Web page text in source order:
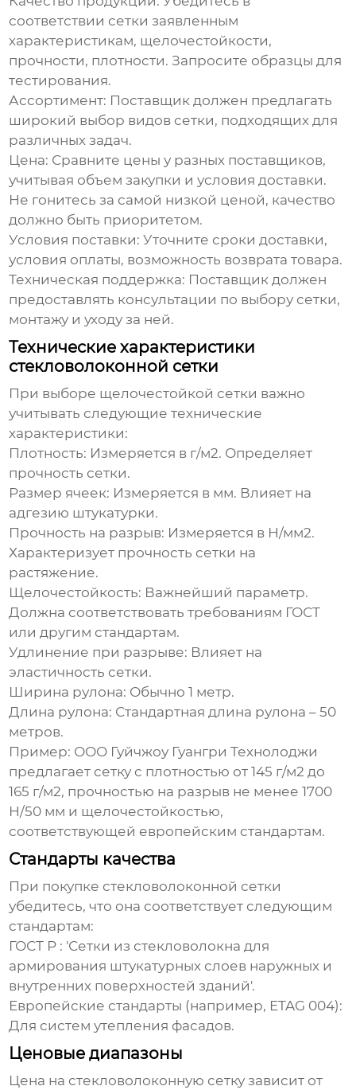
соответствии сетки заявленным
характеристикам, щелочестойкости,
прочности, плотности. Запросите образцы для
тестирования.
Ассортимент: Поставщик должен предлагать
широкий выбор видов сетки, подходящих для
различных задач.
Цена: Сравните цены у разных поставщиков,
учитывая объем закупки и условия доставки.
Не гонитесь за самой низкой ценой, качество
должно быть приоритетом.
Условия поставки: Уточните сроки доставки,
условия оплаты, возможность возврата товара.
Техническая поддержка: Поставщик должен
предоставлять консультации по выбору сетки,
монтажу и уходу за ней.
Технические характеристики
стекловолоконной сетки
При выборе щелочестойкой сетки важно
учитывать следующие технические
характеристики:
Плотность: Измеряется в г/м2. Определяет
прочность сетки.
Размер ячеек: Измеряется в мм. Влияет на
адгезию штукатурки.
Прочность на разрыв: Измеряется в Н/мм2.
Характеризует прочность сетки на
растяжение.
Щелочестойкость: Важнейший параметр.
Должна соответствовать требованиям ГОСТ
или другим стандартам.
Удлинение при разрыве: Влияет на
эластичность сетки.
Ширина рулона: Обычно 1 метр.
Длина рулона: Стандартная длина рулона – 50
метров.
Пример: ООО Гуйчжоу Гуангри Технолоджи
предлагает сетку с плотностью от 145 г/м2 до
165 г/м2, прочностью на разрыв не менее 1700
Н/50 мм и щелочестойкостью,
соответствующей европейским стандартам.
Стандарты качества
При покупке стекловолоконной сетки
убедитесь, что она соответствует следующим
стандартам:
ГОСТ Р : 'Сетки из стекловолокна для
армирования штукатурных слоев наружных и
внутренних поверхностей зданий'.
Европейские стандарты (например, ETAG 004):
Для систем утепления фасадов.
Ценовые диапазоны
Цена на стекловолоконную сетку зависит от